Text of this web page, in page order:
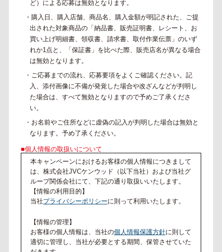
ど）による応募は無効となります。
・購入日、購入店舗、商品名、購入金額が明記された、ご提
出された対象商品の「納品書、販売証明書、レシート、お
買い上げ明細書、領収書、請求書、取付作業伝票」のいず
れか1点と、「保証書」を比べた際、販売店名が異なる場合
は無効となります。
・ご応募までの流れ、応募要項をよくご確認ください。記
入、添付画像に不備が発覚した場合や改ざんなどが判明し
た場合は、すべて無効となりますので予めご了承くださ
い。
・お名前やご住所などに虚偽の記入が判明した場合は無効と
なります。予め了承ください。
■個人情報の取扱いについて
本キャンペーンにおけるお客様の個人情報につきまして
は、株式会社JVCケンウッド（以下当社）および当社グ
ループ関係会社にて、下記の通り取扱いいたします。
【情報の利用目的】
当社プライバシーポリシーに則って利用いたします。
【情報の管理】
お客様の個人情報は、当社の個人情報保護方針に則して
適切に管理し、当社が必要とする期間、保管させていた